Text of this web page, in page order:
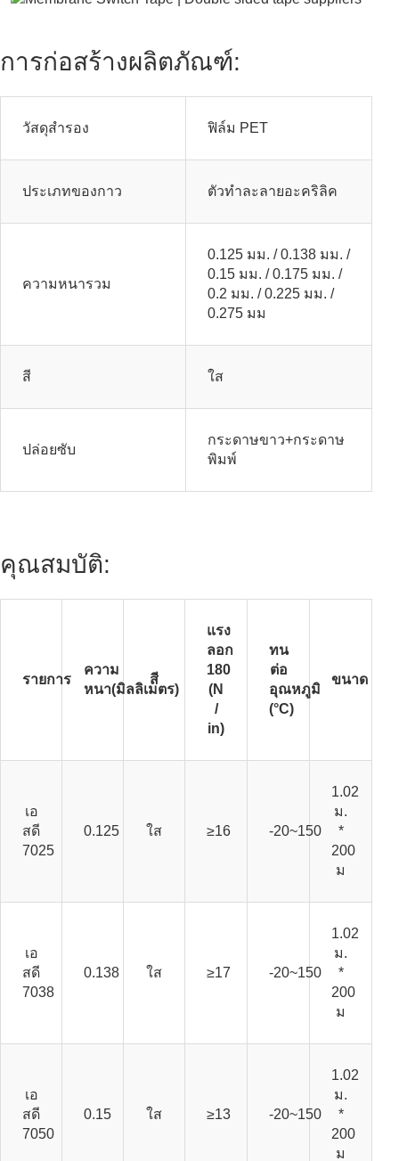
การก่อสร้างผลิตภัณฑ์:
วัสดุสํารอง ฟิล์ม PET
ประเภทของกาว ตัวทําละลายอะคริลิค
ความหนารวม
0.125 มม. / 0.138 มม. /
0.15 มม. / 0.175 มม. /
0.2 มม. / 0.225 มม. /
0.275 มม
สี ใส
ปล่อยซับ
กระดาษขาว+กระดาษ
พิมพ์
คุณสมบัติ:
รายการ
ความ
หนา(มิลลิเมตร)
สี
แรง
ลอก
180
(N
/
in)
ทน
ต่อ
อุณหภูมิ
(°C)
ขนาด
เอ
สดี
7025
0.125 ใส ≥16 -20~150
1.02
ม.
*
200
ม
เอ
สดี
7038
0.138 ใส ≥17 -20~150
1.02
ม.
*
200
ม
เอ
สดี
7050
0.15 ใส ≥13 -20~150
1.02
ม.
*
200
ม